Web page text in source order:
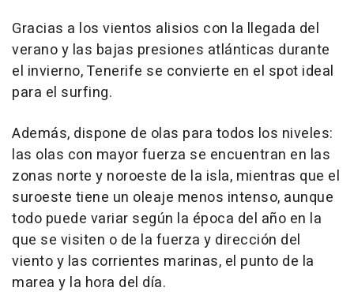
Gracias a los vientos alisios con la llegada del
verano y las bajas presiones atlánticas durante
el invierno, Tenerife se convierte en el spot ideal
para el surfing.
Además, dispone de olas para todos los niveles:
las olas con mayor fuerza se encuentran en las
zonas norte y noroeste de la isla, mientras que el
suroeste tiene un oleaje menos intenso, aunque
todo puede variar según la época del año en la
que se visiten o de la fuerza y dirección del
viento y las corrientes marinas, el punto de la
marea y la hora del día.